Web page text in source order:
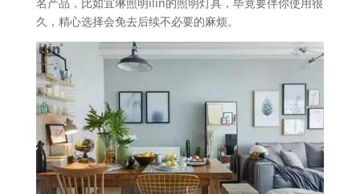
久，精心选择会免去后续不必要的麻烦。